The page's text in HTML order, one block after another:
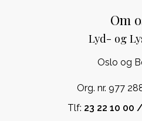
Om
Lyd- og
Oslo og
Org. nr. 977
Tlf: 23 22 10 00